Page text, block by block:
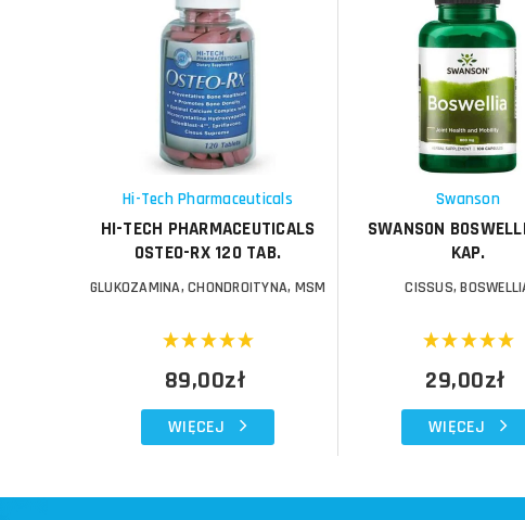
Hi-Tech Pharmaceuticals
HI-TECH PHARMACEUTICALS
OSTEO-RX 120 TAB.
GLUKOZAMINA, CHONDROITYNA, MSM
89,00zł
WIĘCEJ
Swanson
SWANSON
KAP.
CISSUS,
29,00zł
WIĘCEJ